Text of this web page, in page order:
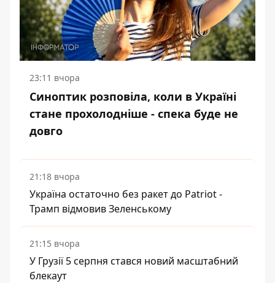
23:11 вчора
Синоптик розповіла, коли в Україні
стане прохолодніше - спека буде не
довго
21:18 вчора
Україна остаточно без ракет до Patriot -
Трамп відмовив Зеленському
21:15 вчора
У Грузії 5 серпня стався новий масштабний
блекаут